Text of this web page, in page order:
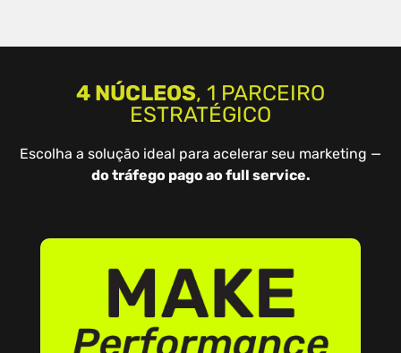
4 NÚCLEOS, 1 PARCEIRO
ESTRATÉGICO
Escolha a solução ideal para acelerar seu marketing —
do tráfego pago ao full service.